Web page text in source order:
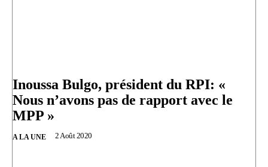
Inoussa Bulgo, président du RPI: «
Nous n’avons pas de rapport avec le
MPP »
A LA UNE 2 Août 2020